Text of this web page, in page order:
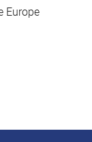
Europe